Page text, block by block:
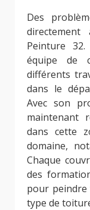
Des
Peinture
équipe de
différents
dans le
Avec son
maintenant
dans cette
domaine,
Chaque
des
pour
type de